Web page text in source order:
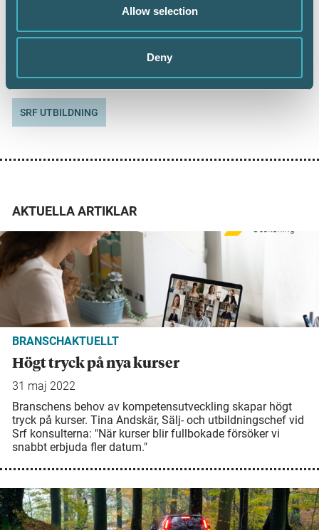
Allow selection
Deny
SRF UTBILDNING
AKTUELLA ARTIKLAR
BRANSCHAKTUELLT
Högt tryck på nya kurser
31 maj 2022
Branschens behov av kompetensutveckling skapar högt
tryck på kurser. Tina Andskär, Sälj- och utbildningschef vid
Srf konsulterna: "När kurser blir fullbokade försöker vi
snabbt erbjuda fler datum."